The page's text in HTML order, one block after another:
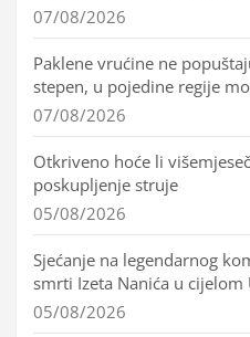
07/08/2026
Paklene vrućine ne
stepen, u pojedine regije
07/08/2026
Otkriveno hoće li
poskupljenje struje
05/08/2026
Sjećanje na legendarnog
smrti Izeta Nanića u cijelom
05/08/2026